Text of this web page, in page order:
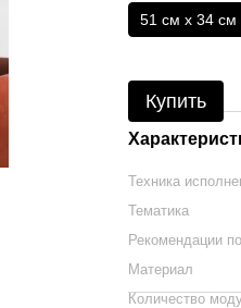
51 см x 34 см
Купить
Техника
Тематика
Рекомендации
Материал
Количество